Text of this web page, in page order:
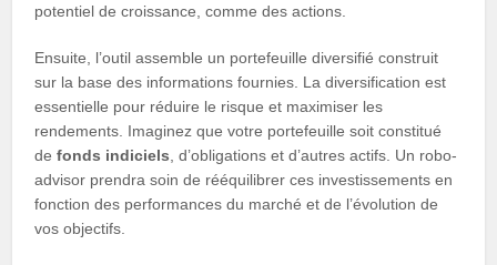
potentiel de croissance, comme des actions.
Ensuite, l’outil assemble un portefeuille diversifié construit
sur la base des informations fournies. La diversification est
essentielle pour réduire le risque et maximiser les
rendements. Imaginez que votre portefeuille soit constitué
defonds indiciels , d’obligations et d’autres actifs. Un robo-
advisor prendra soin de rééquilibrer ces investissements en
fonction des performances du marché et de l’évolution de
vos objectifs.